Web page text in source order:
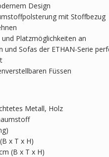
Design
mit Stoffbezug
Platzmöglichkeiten an
Sofas der ETHAN-Serie
Füssen
Metall, Holz
x T x H)
(B x T x H)